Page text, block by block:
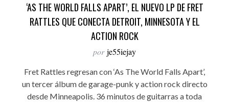
‘AS THE WORLD FALLS APART’, EL NUEVO LP DE FRET
RATTLES QUE CONECTA DETROIT, MINNESOTA Y EL
ACTION ROCK
por je55iejay
Fret Rattles regresan con ‘As The World Falls Apart’,
un tercer álbum de garage-punk y action rock directo
desde Minneapolis. 36 minutos de guitarras a toda